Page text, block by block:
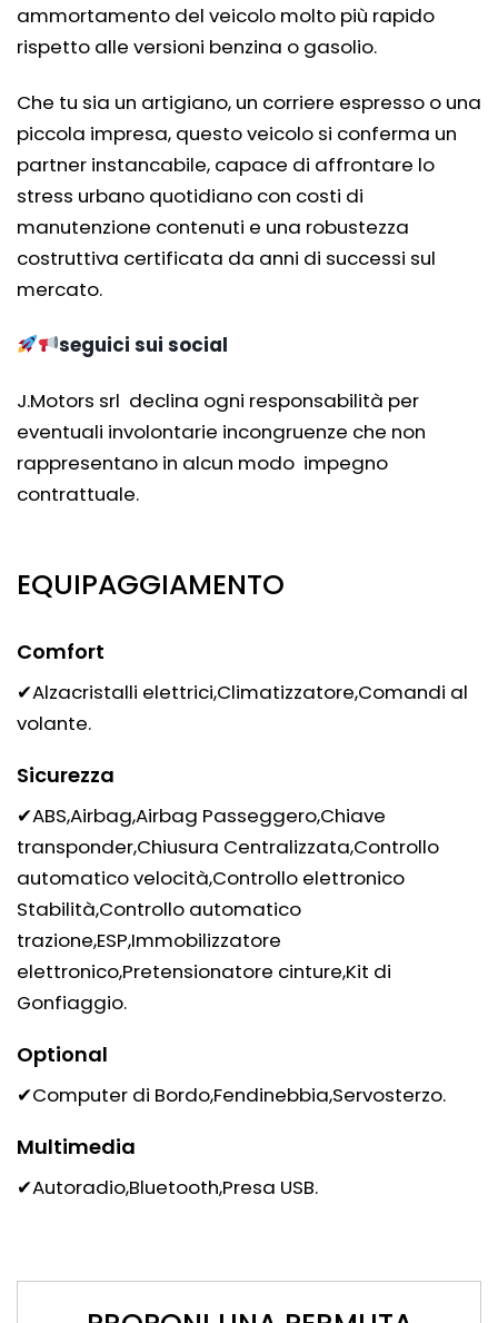
ammortamento del veicolo molto più rapido
rispetto alle versioni benzina o gasolio.
Che tu sia un artigiano, un corriere espresso o una
piccola impresa, questo veicolo si conferma un
partner instancabile, capace di affrontare lo
stress urbano quotidiano con costi di
manutenzione contenuti e una robustezza
costruttiva certificata da anni di successi sul
mercato.
seguici sui social
J.Motors srl declina ogni responsabilità per
eventuali involontarie incongruenze che non
rappresentano in alcun modo impegno
contrattuale.
EQUIPAGGIAMENTO
Comfort
✔Alzacristalli elettrici,Climatizzatore,Comandi al
volante.
Sicurezza
✔ABS,Airbag,Airbag Passeggero,Chiave
transponder,Chiusura Centralizzata,Controllo
automatico velocità,Controllo elettronico
Stabilità,Controllo automatico
trazione,ESP,Immobilizzatore
elettronico,Pretensionatore cinture,Kit di
Gonfiaggio.
Optional
✔Computer di Bordo,Fendinebbia,Servosterzo.
Multimedia
✔Autoradio,Bluetooth,Presa USB.